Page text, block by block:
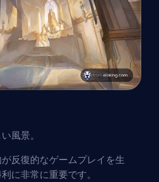
風景。
反復的なゲームプレイを生
に非常に重要です。